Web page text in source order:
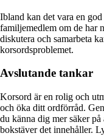
Ibland kan det vara en
familjemedlem om de har
diskutera och samarbeta
korsordsproblemet.
Avslutande tankar
Korsord är en rolig och
och öka ditt ordförråd.
du känna dig mer säker
bokstäver det innehåller.